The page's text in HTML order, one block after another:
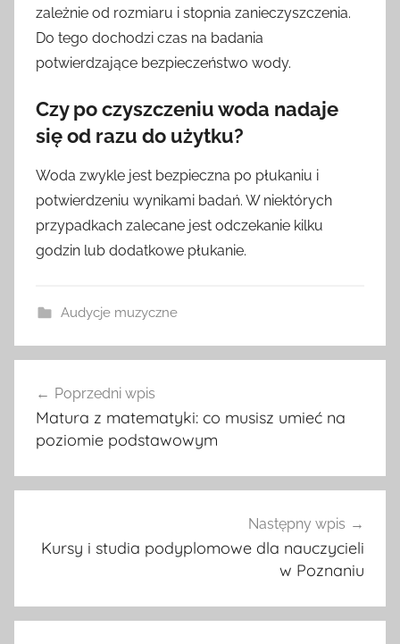
zależnie od rozmiaru i stopnia zanieczyszczenia.
Do tego dochodzi czas na badania
potwierdzające bezpieczeństwo wody.
Czy po czyszczeniu woda nadaje
się od razu do użytku?
Woda zwykle jest bezpieczna po płukaniu i
potwierdzeniu wynikami badań. W niektórych
przypadkach zalecane jest odczekanie kilku
godzin lub dodatkowe płukanie.
Audycje muzyczne
wpisu
Poprzedni wpis
Matura z matematyki: co musisz umieć na
poziomie podstawowym
Następny wpis
Kursy i studia podyplomowe dla nauczycieli
w Poznaniu